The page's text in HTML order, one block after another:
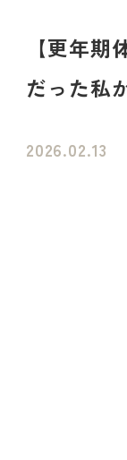
【更年
だった私
2026.02.13